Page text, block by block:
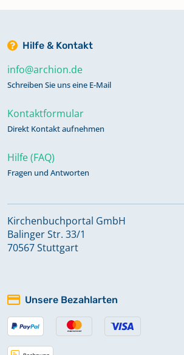
Hilfe & Kontakt
info@archion.de
Schreiben Sie uns eine E-Mail
Kontaktformular
Direkt Kontakt aufnehmen
Hilfe (FAQ)
Fragen und Antworten
Kirchenbuchportal GmbH
Balinger Str. 33/1
70567 Stuttgart
Unsere Bezahlarten